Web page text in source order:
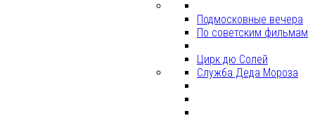
Подмосковные вечера
По советским фильмам
Цирк дю Солей
Служба Деда Мороза